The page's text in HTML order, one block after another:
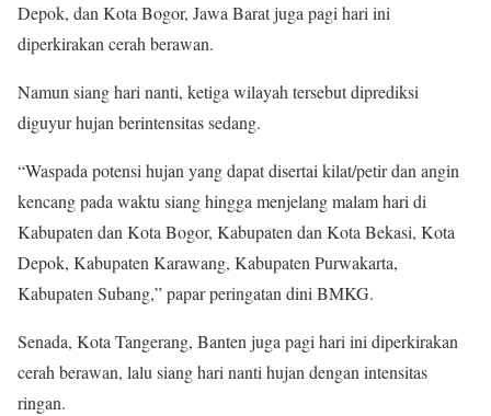
Depok, dan Kota Bogor, Jawa Barat juga pagi hari ini
diperkirakan cerah berawan.
Namun siang hari nanti, ketiga wilayah tersebut diprediksi
diguyur hujan berintensitas sedang.
“Waspada potensi hujan yang dapat disertai kilat/petir dan angin
kencang pada waktu siang hingga menjelang malam hari di
Kabupaten dan Kota Bogor, Kabupaten dan Kota Bekasi, Kota
Depok, Kabupaten Karawang, Kabupaten Purwakarta,
Kabupaten Subang,” papar peringatan dini BMKG.
Senada, Kota Tangerang, Banten juga pagi hari ini diperkirakan
cerah berawan, lalu siang hari nanti hujan dengan intensitas
ringan.